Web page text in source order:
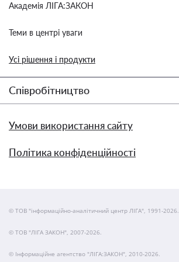
Академія ЛІГА:ЗАКОН
Теми в центрі уваги
Усі рішення і продукти
Співробітництво
Умови використання сайту
Політика конфіденційності
© ТОВ "інформаційно-аналітичний центр ЛІГА", 1991-2026.
© ТОВ "ЛІГА ЗАКОН", 2007-2026.
© Інформаційне агентство "ЛІГА:ЗАКОН", 2010-2026.